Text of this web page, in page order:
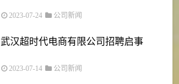
2023-07-24 公司新闻
武汉超时代电商有限公司招聘启事
2023-07-14 公司新闻